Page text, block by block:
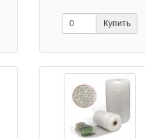
Купить